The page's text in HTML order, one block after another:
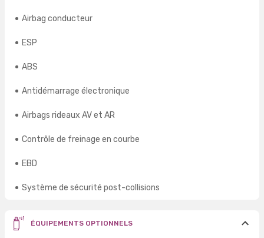
Airbag conducteur
ESP
ABS
Antidémarrage électronique
Airbags rideaux AV et AR
Contrôle de freinage en courbe
EBD
Système de sécurité post-collisions
ÉQUIPEMENTS OPTIONNELS